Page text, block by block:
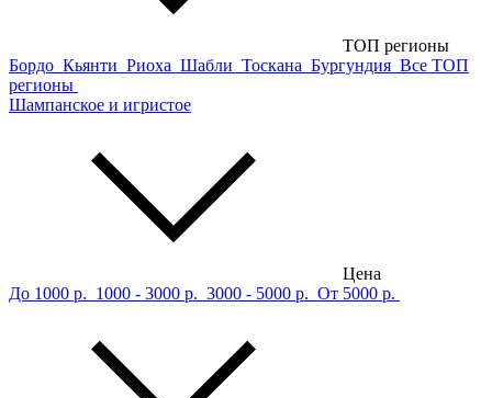
ТОП регионы
Бордо Кьянти Риоха Шабли Тоскана Бургундия Все ТОП
регионы
Шампанское и игристое
Цена
До 1000 р. 1000 - 3000 р. 3000 - 5000 р. От 5000 р.